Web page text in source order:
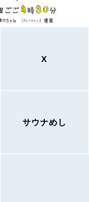
X
サウナめし